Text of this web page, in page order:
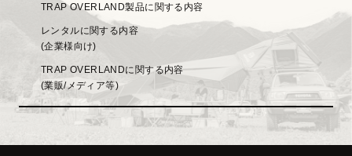
TRAP OVERLAND製品に関する内容
レンタルに関する内容
(企業様向け)
TRAP OVERLANDに関する内容
(業販/メディア等)